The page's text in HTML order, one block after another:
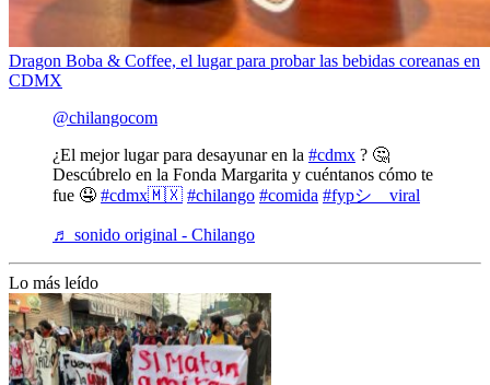
Dragon Boba & Coffee, el lugar para probar las bebidas coreanas en
CDMX
@chilangocom
¿El mejor lugar para desayunar en la #cdmx ? 🤔
Descúbrelo en la Fonda Margarita y cuéntanos cómo te
fue 🤤 #cdmx🇲🇽 #chilango #comida #fypシ゚viral
♬ sonido original - Chilango
Lo más leído